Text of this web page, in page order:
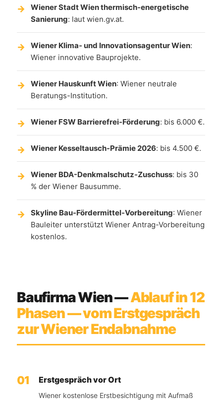
Wiener Stadt Wien thermisch-energetische
Sanierung: laut wien.gv.at.
Wiener Klima- und Innovationsagentur Wien:
Wiener innovative Bauprojekte.
Wiener Hauskunft Wien: Wiener neutrale
Beratungs-Institution.
Wiener FSW Barrierefrei-Förderung: bis 6.000 €.
Wiener Kesseltausch-Prämie 2026: bis 4.500 €.
Wiener BDA-Denkmalschutz-Zuschuss: bis 30
% der Wiener Bausumme.
Skyline Bau-Fördermittel-Vorbereitung: Wiener
Bauleiter unterstützt Wiener Antrag-Vorbereitung
kostenlos.
Baufirma Wien —Ablauf in 12
Phasen — vom Erstgespräch
zur Wiener Endabnahme
Erstgespräch vor Ort
Wiener kostenlose Erstbesichtigung mit Aufmaß